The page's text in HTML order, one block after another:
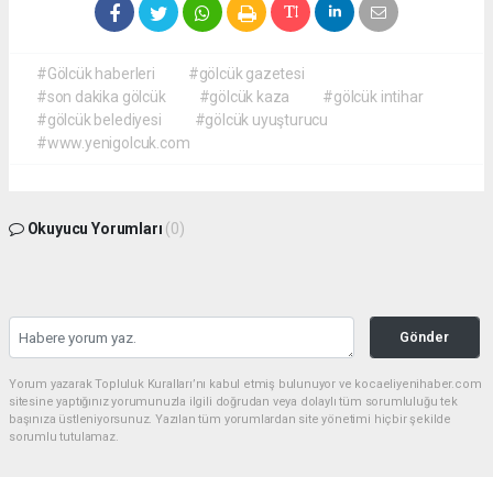
#Gölcük haberleri
#gölcük gazetesi
#son dakika gölcük
#gölcük kaza
#gölcük intihar
#gölcük belediyesi
#gölcük uyuşturucu
#www.yenigolcuk.com
Okuyucu Yorumları (0)
Gönder
Yorum yazarak Topluluk Kuralları’nı kabul etmiş bulunuyor ve kocaeliyenihaber.com
sitesine yaptığınız yorumunuzla ilgili doğrudan veya dolaylı tüm sorumluluğu tek
başınıza üstleniyorsunuz. Yazılan tüm yorumlardan site yönetimi hiçbir şekilde
sorumlu tutulamaz.